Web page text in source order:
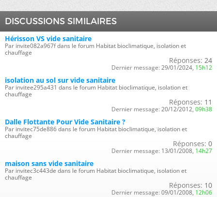
DISCUSSIONS SIMILAIRES
Hérisson VS vide sanitaire
Par invite082a967f dans le forum Habitat bioclimatique, isolation et
chauffage
Réponses: 24
Dernier message: 29/01/2024, 15h12
isolation au sol sur vide sanitaire
Par invitee295a431 dans le forum Habitat bioclimatique, isolation et
chauffage
Réponses: 11
Dernier message: 20/12/2012, 09h38
Dalle Flottante Pour Vide Sanitaire ?
Par invitec75de886 dans le forum Habitat bioclimatique, isolation et
chauffage
Réponses: 0
Dernier message: 13/01/2008, 14h27
maison sans vide sanitaire
Par invitec3c443de dans le forum Habitat bioclimatique, isolation et
chauffage
Réponses: 10
Dernier message: 09/01/2008, 12h06